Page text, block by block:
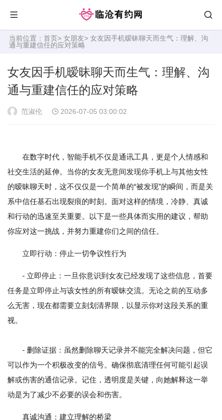
当前位置： 首页> 女朋友> 女友因手机暧昧聊天而生气：理解、沟
通与重建信任的应对策略
女友因手机暧昧聊天而生气：理解、沟
通与重建信任的应对策略
范淑伦 2026-07-05 03:00:02
在数字时代，智能手机不仅是通讯工具，更是个人情感和
社交生活的延伸。当你的女友无意间发现你手机上与其他女性
的暧昧聊天时，这不仅仅是一个简单的“被发现”的瞬间，而是关
系中信任基石出现裂痕的时刻。面对这样的情境，冷静、真诚
和行动的迅速至关重要。以下是一些具体而实用的建议，帮助
你应对这一挑战，并努力重建你们之间的信任。
立即行动：停止一切争议性行为
- 立即停止：一旦你意识到女友已经发现了这些信息，首要
任务是立即停止与该女性的所有暧昧交流。无论之前的互动多
么无害，现在都需要立刻划清界限，以显示你对这段关系的重
视。
- 删除证据：虽然删除聊天记录并不能完全解决问题，但它
可以作为一个积极改变的信号。确保彻底清理任何可能引起误
解或伤害的通信记录。记住，透明度是关键，向她解释这一举
动是为了减少不必要的误会和伤害。
真诚沟通：建立理解的桥梁